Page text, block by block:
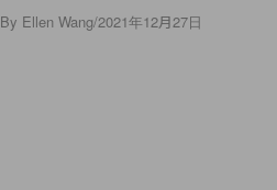
By Ellen Wang/2021年12月27日